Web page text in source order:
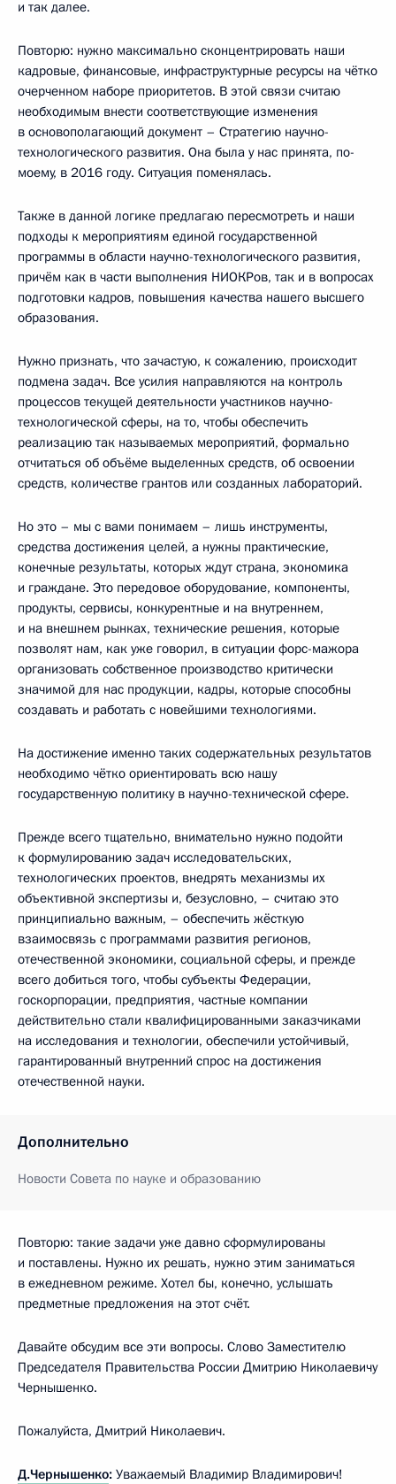
и так далее.
Повторю: нужно максимально сконцентрировать наши
кадровые, финансовые, инфраструктурные ресурсы на чётко
очерченном наборе приоритетов. В этой связи считаю
необходимым внести соответствующие изменения
в основополагающий документ – Стратегию научно-
технологического развития. Она была у нас принята, по-
моему, в 2016 году. Ситуация поменялась.
Также в данной логике предлагаю пересмотреть и наши
подходы к мероприятиям единой государственной
программы в области научно-технологического развития,
причём как в части выполнения НИОКРов, так и в вопросах
подготовки кадров, повышения качества нашего высшего
образования.
Нужно признать, что зачастую, к сожалению, происходит
подмена задач. Все усилия направляются на контроль
процессов текущей деятельности участников научно-
технологической сферы, на то, чтобы обеспечить
реализацию так называемых мероприятий, формально
отчитаться об объёме выделенных средств, об освоении
средств, количестве грантов или созданных лабораторий.
Но это – мы с вами понимаем – лишь инструменты,
средства достижения целей, а нужны практические,
конечные результаты, которых ждут страна, экономика
и граждане. Это передовое оборудование, компоненты,
продукты, сервисы, конкурентные и на внутреннем,
и на внешнем рынках, технические решения, которые
позволят нам, как уже говорил, в ситуации форс-мажора
организовать собственное производство критически
значимой для нас продукции, кадры, которые способны
создавать и работать с новейшими технологиями.
На достижение именно таких содержательных результатов
необходимо чётко ориентировать всю нашу
государственную политику в научно-технической сфере.
Прежде всего тщательно, внимательно нужно подойти
к формулированию задач исследовательских,
технологических проектов, внедрять механизмы их
объективной экспертизы и, безусловно, – считаю это
принципиально важным, – обеспечить жёсткую
взаимосвязь с программами развития регионов,
отечественной экономики, социальной сферы, и прежде
всего добиться того, чтобы субъекты Федерации,
госкорпорации, предприятия, частные компании
действительно стали квалифицированными заказчиками
на исследования и технологии, обеспечили устойчивый,
гарантированный внутренний спрос на достижения
отечественной науки.
Дополнительно
Новости Совета по науке и образованию
Повторю: такие задачи уже давно сформулированы
и поставлены. Нужно их решать, нужно этим заниматься
в ежедневном режиме. Хотел бы, конечно, услышать
предметные предложения на этот счёт.
Давайте обсудим все эти вопросы. Слово Заместителю
Председателя Правительства России Дмитрию Николаевичу
Чернышенко.
Пожалуйста, Дмитрий Николаевич.
Д.Чернышенко: Уважаемый Владимир Владимирович!